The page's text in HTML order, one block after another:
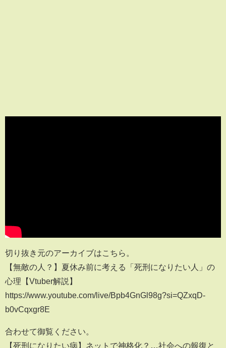
切り抜き元のアーカイブはこちら。
【無敵の人？】夏休み前に考える「死刑になりたい人」の
心理【Vtuber解説】
https://www.youtube.com/live/Bpb4GnGl98g?si=QZxqD-
b0vCqxgr8E
合わせて御覧ください。
【死刑になりたい病】ネットで神格化？…社会への報復と